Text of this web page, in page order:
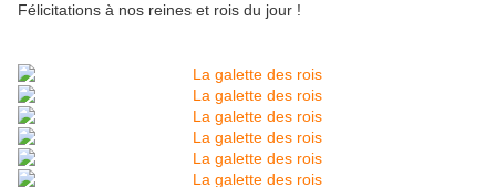
Félicitations à nos reines et rois du jour !